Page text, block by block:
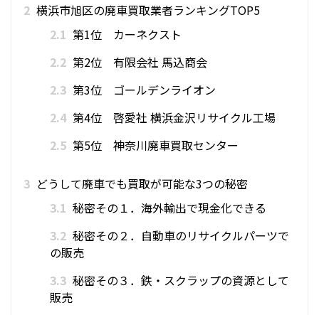
2 横浜市旭区の廃車買取業者ランキングTOP5
2.1 第1位 カーネクスト
2.2 第2位 有限会社 馬込商会
2.3 第3位 ゴールデンライオン
2.4 第4位 啓愛社 横浜金沢リサイクル工場
2.5 第5位 神奈川廃車買取センター
3 どうして廃車でも買取が可能な3つの秘密
3.1 秘密その１．海外輸出で現金化できる
3.2 秘密その２．自動車のリサイクルパーツで
の販売
3.3 秘密その３．鉄・スクラップの資源として
販売